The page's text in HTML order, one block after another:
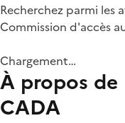
Recherchez parmi les
Commission d'accès
Chargement…
À propos de
CADA